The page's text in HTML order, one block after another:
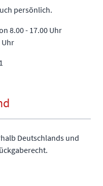
persönlich.
8.00 - 17.00 Uhr
Uhr
Deutschlands und